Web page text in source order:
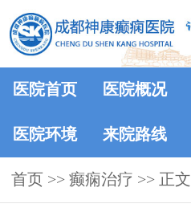
医院首页 医院概况
医院环境 来院路线
首页 >> 癫痫治疗 >> 正文